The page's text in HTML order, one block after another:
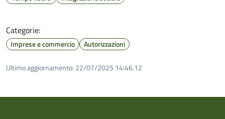
Categorie:
Imprese e commercio Autorizzazioni
Ultimo aggiornamento: 22/07/2025 14:46.12